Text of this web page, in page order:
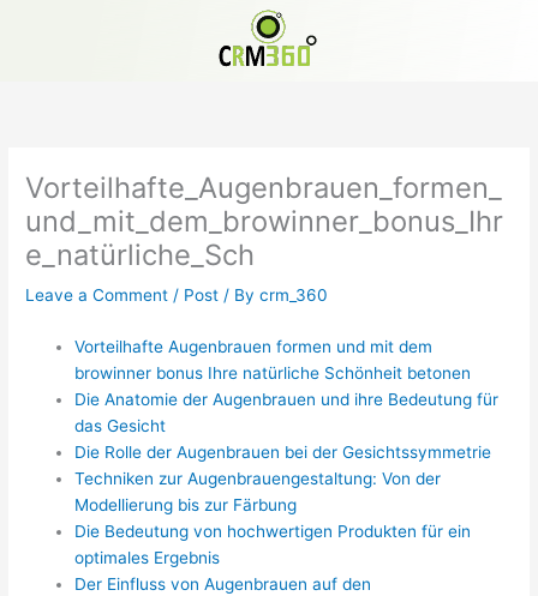
Vorteilhafte_Augenbrauen_formen_
und_mit_dem_browinner_bonus_Ihr
e_natürliche_Sch
Leave a Comment / Post / Bycrm_360
Vorteilhafte Augenbrauen formen und mit dem
browinner bonus Ihre natürliche Schönheit betonen
Die Anatomie der Augenbrauen und ihre Bedeutung für
das Gesicht
Die Rolle der Augenbrauen bei der Gesichtssymmetrie
Techniken zur Augenbrauengestaltung: Von der
Modellierung bis zur Färbung
Die Bedeutung von hochwertigen Produkten für ein
optimales Ergebnis
Der Einfluss von Augenbrauen auf den